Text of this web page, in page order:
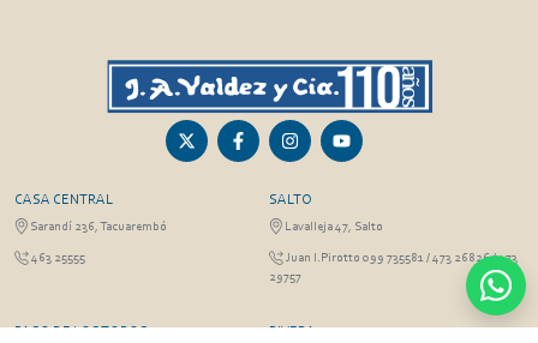
CASA CENTRAL
Sarandí 236, Tacuarembó
463 25555
SALTO
Lavalleja 47, Salto
Juan I.Pirotto 099 735581 / 473 26826 / 473
29757
PASO DE LOS TOROS RIVERA